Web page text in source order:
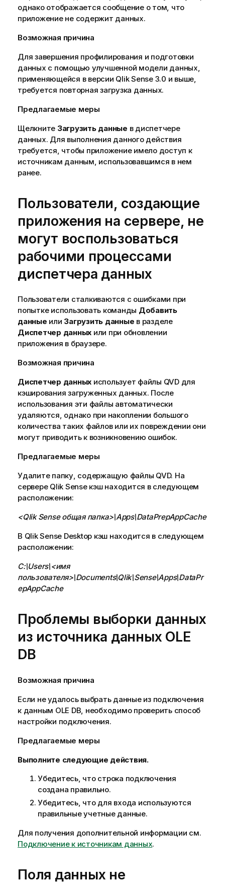
однако отображается сообщение о том, что
приложение не содержит данных.
Возможная причина
Для завершения профилирования и подготовки
данных с помощью улучшенной модели данных,
применяющейся в версии Qlik Sense3.0 и выше,
требуется повторная загрузка данных.
Предлагаемые меры
Щелкните Загрузить данные в диспетчере
данных. Для выполнения данного действия
требуется, чтобы приложение имело доступ к
источникам данным, использовавшимся в нем
ранее.
Пользователи, создающие
приложения на сервере, не
могут воспользоваться
рабочими процессами
диспетчера данных
Пользователи сталкиваются с ошибками при
попытке использовать команды Добавить
данные или Загрузить данные в разделе
Диспетчер данных или при обновлении
приложения в браузере.
Возможная причина
Диспетчер данных использует файлы QVDдля
кэширования загруженных данных. После
использования эти файлы автоматически
удаляются, однако при накоплении большого
количества таких файлов или их повреждении они
могут приводить к возникновению ошибок.
Предлагаемые меры
Удалите папку, содержащую файлы QVD. На
сервере Qlik Senseкэш находится в следующем
расположении:
<Qlik Senseобщая папка>\Apps\DataPrepAppCache
В Qlik Sense Desktop кэш находится в следующем
расположении:
C:\Users\<имя
пользователя>\Documents\Qlik\Sense\Apps\DataPr
epAppCache
Проблемы выборки данных
из источника данных OLE
DB
Возможная причина
Если не удалось выбрать данные из подключения
к данным OLE DB , необходимо проверить способ
настройки подключения.
Предлагаемые меры
Выполните следующие действия.
Убедитесь, что строка подключения
создана правильно.
Убедитесь, что для входа используются
правильные учетные данные.
Для получения дополнительной информации см.
Подключение к источникам данных.
Поля данных не